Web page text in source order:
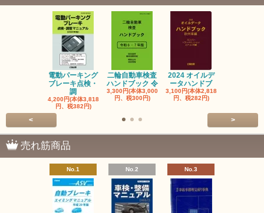
電動パーキング
ブレーキ点検・
調
4,200円(本体3,818
円、税382円)
二輪自動車検査
ハンドブック 令
3,300円(本体3,000
円、税300円)
2024 オイルデ
ータハンドブ
3,100円(本体2,818
円、税282円)
< >
売れ筋商品
No.1 No.2 No.3